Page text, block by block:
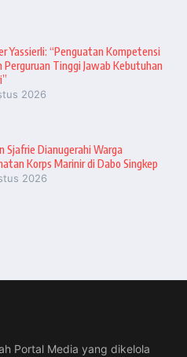
Yassierli: “Penguatan Kompetensi
Perguruan Tinggi Jawab Kebutuhan
2026
Sjafrie Dianugerahi Warga
Korps Marinir di Dabo Singkep
2026
Portal Media yang dikelola